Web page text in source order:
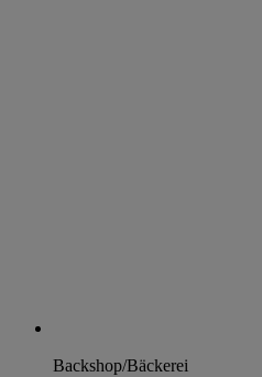
Backshop/Bäckerei